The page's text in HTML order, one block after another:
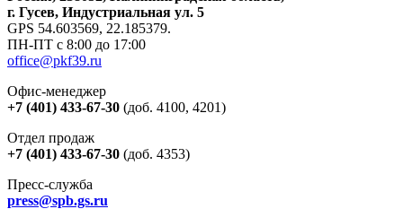
г. Гусев, Индустриальная ул. 5
GPS 54.603569, 22.185379.
ПН-ПТ с 8:00 до 17:00
office@pkf39.ru
Офис-менеджер
+7 (401) 433-67-30 (доб. 4100, 4201)
Отдел продаж
+7 (401) 433-67-30 (доб. 4353)
Пресс-служба
press@spb.gs.ru